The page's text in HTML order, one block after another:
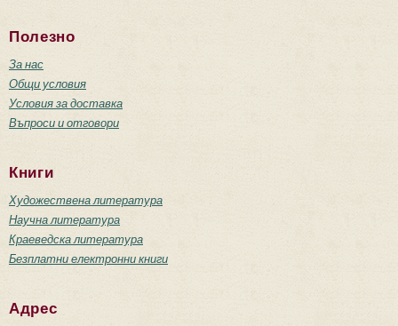
Полезно
За нас
Общи условия
Условия за доставка
Въпроси и отговори
Книги
Художествена литература
Научна литература
Краеведска литература
Безплатни електронни книги
Адрес